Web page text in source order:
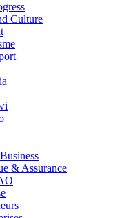
Culture
& Assurance